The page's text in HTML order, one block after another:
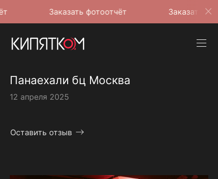
Заказать фотоотчёт Заказать фотоотчёт
Панаехали бц Москва
12 апреля 2025
Оставить отзыв